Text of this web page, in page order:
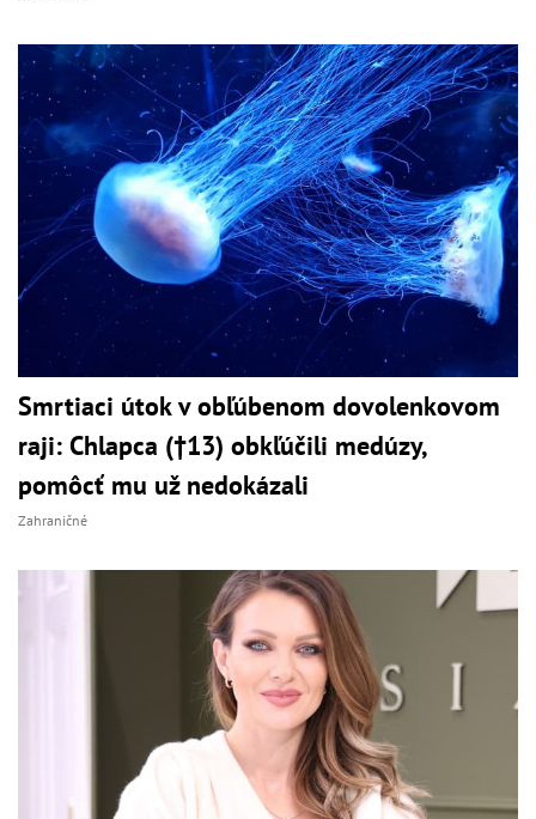
Smrtiaci útok v obľúbenom dovolenkovom
raji: Chlapca (†13) obkľúčili medúzy,
pomôcť mu už nedokázali
Zahraničné